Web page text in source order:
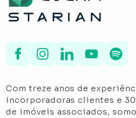
Com treze anos de
incorporadoras clientes e
de imóveis associados,